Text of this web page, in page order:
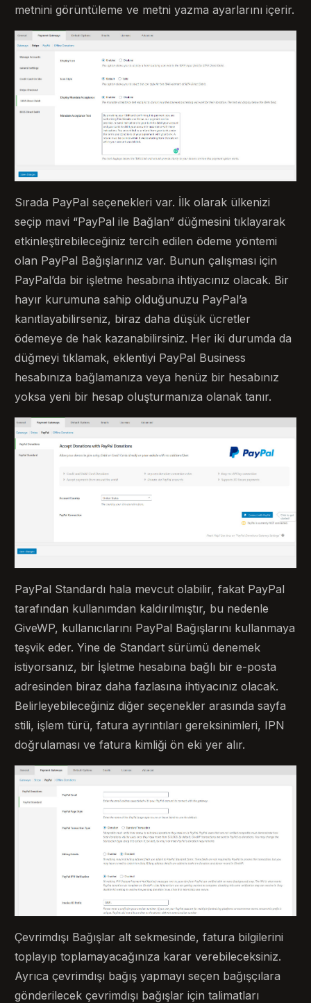
metnini görüntüleme ve metni yazma ayarlarını içerir.
Sırada PayPal seçenekleri var. İlk olarak ülkenizi
seçip mavi “PayPal ile Bağlan” düğmesini tıklayarak
etkinleştirebileceğiniz tercih edilen ödeme yöntemi
olan PayPal Bağışlarınız var. Bunun çalışması için
PayPal’da bir işletme hesabına ihtiyacınız olacak. Bir
hayır kurumuna sahip olduğunuzu PayPal’a
kanıtlayabilirseniz, biraz daha düşük ücretler
ödemeye de hak kazanabilirsiniz. Her iki durumda da
düğmeyi tıklamak, eklentiyi PayPal Business
hesabınıza bağlamanıza veya henüz bir hesabınız
yoksa yeni bir hesap oluşturmanıza olanak tanır.
PayPal Standardı hala mevcut olabilir, fakat PayPal
tarafından kullanımdan kaldırılmıştır, bu nedenle
GiveWP, kullanıcılarını PayPal Bağışlarını kullanmaya
teşvik eder. Yine de Standart sürümü denemek
istiyorsanız, bir İşletme hesabına bağlı bir e-posta
adresinden biraz daha fazlasına ihtiyacınız olacak.
Belirleyebileceğiniz diğer seçenekler arasında sayfa
stili, işlem türü, fatura ayrıntıları gereksinimleri, IPN
doğrulaması ve fatura kimliği ön eki yer alır.
Çevrimdışı Bağışlar alt sekmesinde, fatura bilgilerini
toplayıp toplamayacağınıza karar verebileceksiniz.
Ayrıca çevrimdışı bağış yapmayı seçen bağışçılara
gönderilecek çevrimdışı bağışlar için talimatları